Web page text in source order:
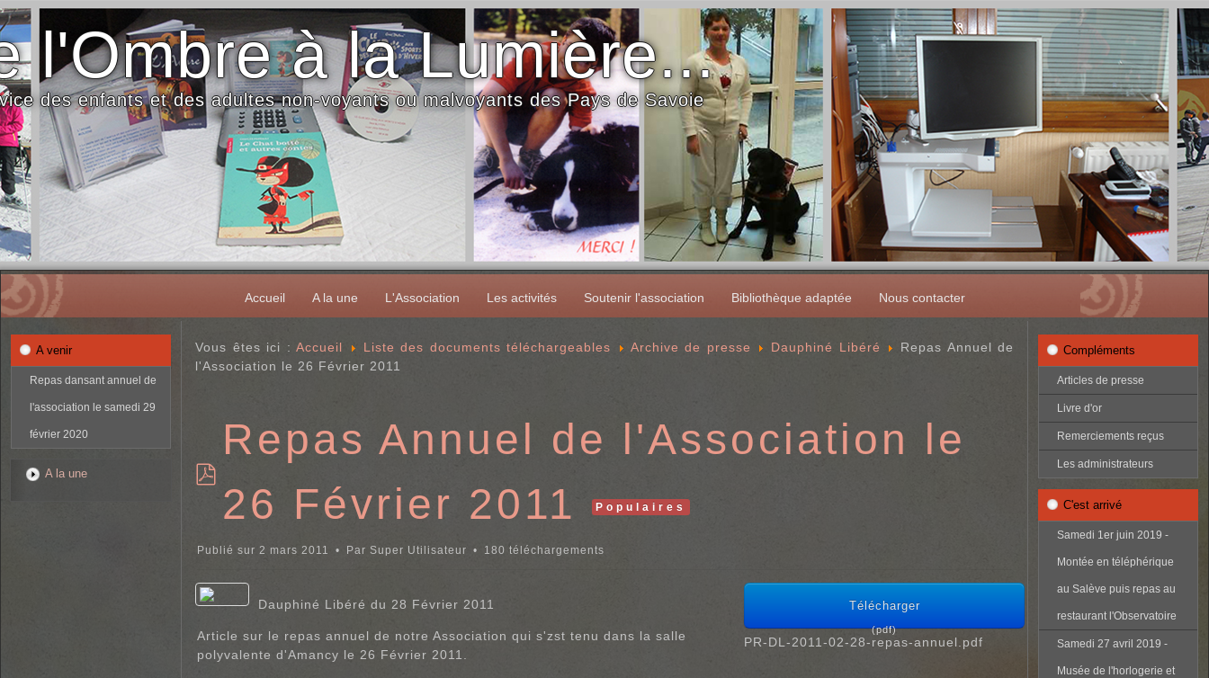
l'Ombre à la Lumière...
des enfants et des adultes non-voyants ou malvoyants des Pays de Savoie
Accueil A la une L'Association Les activités Soutenir l'association Bibliothèque adaptée Nous contacter
A venir
Repas dansant annuel de
l'association le samedi 29
février 2020
A la une
Vous êtes ici :Accueil Liste des documents téléchargeables Archive de presse Dauphiné Libéré
Repas Annuel de
l'Association le 26 Février 2011
Repas Annuel de l'Association le
26 Février 2011
Populaires
Publié sur 2 mars 2011 Par Super Utilisateur 180 téléchargements
Télécharger
(pdf)
PR-DL-2011-02-28-repas-annuel.pdf
Dauphiné Libéré du 28 Février 2011
Article sur le repas annuel de notre Association qui s'zst tenu dans la salle
polyvalente d'Amancy le 26 Février 2011.
Compléments
Articles de presse
Livre d'or
Remerciements reçus
Les administrateurs
C'est arrivé
Samedi 1er juin 2019 -
Montée en téléphérique
au Salève puis repas au
restaurant l'Observatoire
Samedi 27 avril 2019 -
Musée de l'horlogerie et